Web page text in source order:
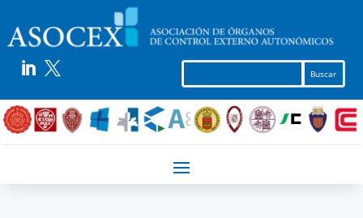
 